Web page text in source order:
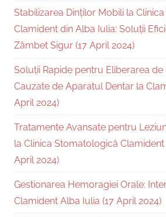
Stabilizarea Dinților Mobili la
Clamident din Alba Iulia: Soluții
Zâmbet Sigur (17 April 2024)
Soluții Rapide pentru Eliberarea
Cauzate de Aparatul Dentar la
April 2024)
Tratamente Avansate pentru
la Clinica Stomatologică Clamident
April 2024)
Gestionarea Hemoragiei Orale:
Clamident Alba Iulia (17 April 2024)